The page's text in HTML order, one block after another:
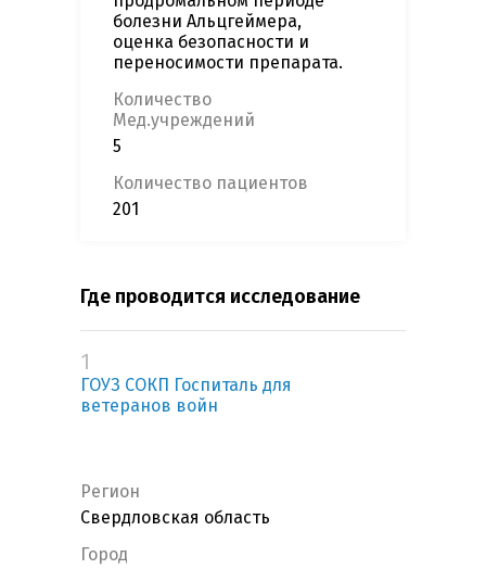
болезни Альцгеймера,
оценка безопасности и
переносимости препарата.
Количество
Мед.учреждений
5
Количество пациентов
201
Где проводится исследование
1
ГОУЗ СОКП Госпиталь для
ветеранов войн
Регион
Свердловская область
Город